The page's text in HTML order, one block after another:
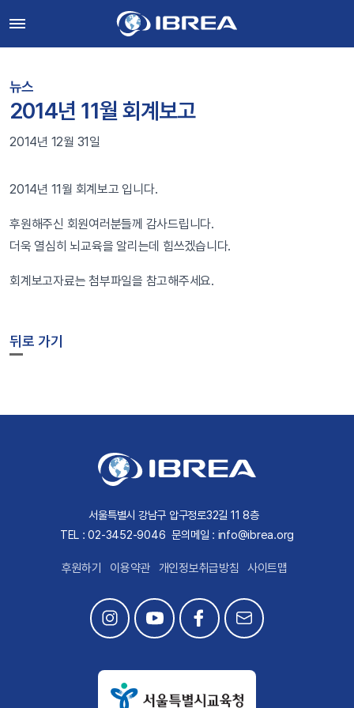
뉴스
2014년 11월 회계보고
2014년 12월 31일
2014년 11월 회계보고 입니다.
후원해주신 회원여러분들께 감사드립니다.
더욱 열심히 뇌교육을 알리는데 힘쓰겠습니다.
회계보고자료는 첨부파일을 참고해주세요.
뒤로 가기
서울특별시 강남구 압구정로32길 11 8층
TEL : 02-3452-9046 문의메일 : info@ibrea.org
후원하기 이용약관 개인정보취급방침 사이트맵